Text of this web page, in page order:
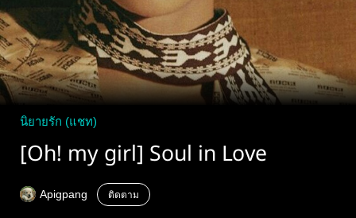
นิยายรัก (แชท)
[Oh! my girl] Soul in Love
Apigpang ติดตาม